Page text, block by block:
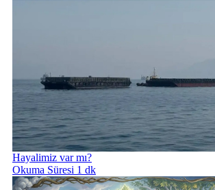
Hayalimiz var mı?
Okuma Süresi 1 dk